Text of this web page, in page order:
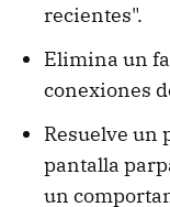
recientes".
Elimina un
conexiones
Resuelve un
pantalla
un